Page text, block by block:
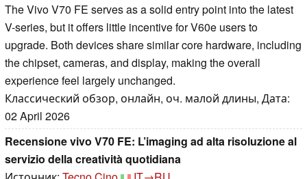
The Vivo V70 FE serves as a solid entry point into the latest
V-series, but it offers little incentive for V60e users to
upgrade. Both devices share similar core hardware, including
the chipset, cameras, and display, making the overall
experience feel largely unchanged.
Классический обзор, онлайн, оч. малой длины, Дата:
02 April 2026
Recensione vivo V70 FE: L’imaging ad alta risoluzione al
servizio della creatività quotidiana